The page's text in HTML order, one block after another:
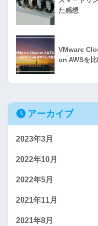
た感想
VMware
on AWSを
アーカイブ
2023年3月
2022年10月
2022年5月
2021年11月
2021年8月